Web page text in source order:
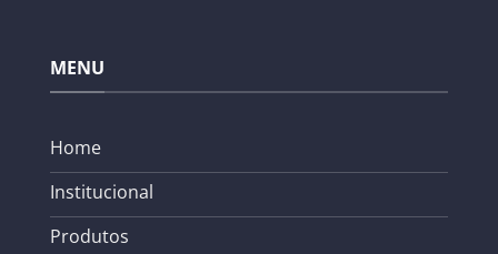
MENU
Home
Institucional
Produtos